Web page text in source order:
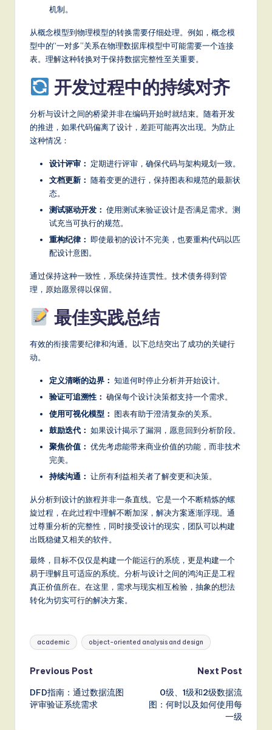
机制。
从概念模型到物理模型的转换需要仔细处理。例如，概念模
型中的“一对多”关系在物理数据库模型中可能需要一个连接
表。理解这种转换对于保持数据完整性至关重要。
开发过程中的持续对齐
分析与设计之间的桥梁并非在编码开始时就结束。随着开发
的推进，如果代码偏离了设计，差距可能再次出现。为防止
这种情况：
设计评审： 定期进行评审，确保代码与架构规划一致。
文档更新： 随着变更的进行，保持图表和规范的最新状
态。
测试驱动开发： 使用测试来验证设计是否满足需求。测
试充当可执行的规范。
重构纪律： 即使最初的设计不完美，也要重构代码以匹
配设计意图。
通过保持这种一致性，系统保持连贯性。技术债务得到管
理，原始愿景得以保留。
最佳实践总结
有效的衔接需要纪律和沟通。以下总结突出了成功的关键行
动。
定义清晰的边界： 知道何时停止分析并开始设计。
验证可追溯性： 确保每个设计决策都支持一个需求。
使用可视化模型： 图表有助于澄清复杂的关系。
鼓励迭代： 如果设计揭示了漏洞，愿意回到分析阶段。
聚焦价值： 优先考虑能带来商业价值的功能，而非技术
完美。
持续沟通： 让所有利益相关者了解变更和决策。
从分析到设计的旅程并非一条直线。它是一个不断精炼的螺
旋过程，在此过程中理解不断加深，解决方案逐渐浮现。通
过尊重分析的完整性，同时接受设计的现实，团队可以构建
出既稳健又相关的软件。
最终，目标不仅仅是构建一个能运行的系统，更是构建一个
易于理解且可适应的系统。分析与设计之间的鸿沟正是工程
真正价值所在。在这里，需求与现实相互检验，抽象的想法
转化为切实可行的解决方案。
Tags:
academic object-oriented analysis and design
Post
navigation
Previous Post
DFD指南：通过数据流图
评审验证系统需求
Next Post
0级、1级和2级数据流
图：何时以及如何使用每
一级